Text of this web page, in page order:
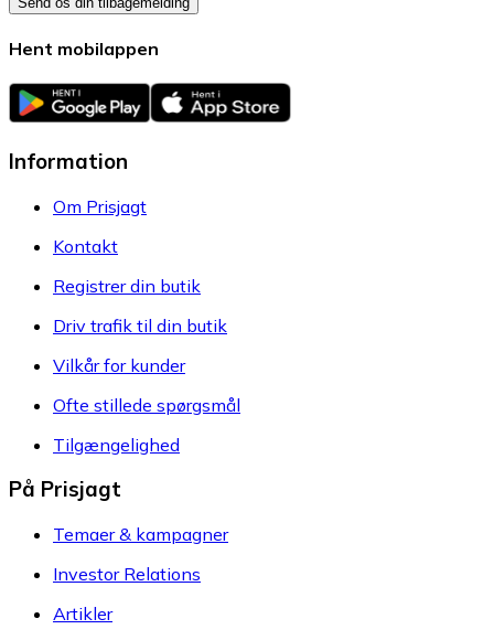
Hent mobilappen
Information
Om Prisjagt
Kontakt
Registrer din butik
Driv trafik til din butik
Vilkår for kunder
Ofte stillede spørgsmål
Tilgængelighed
På Prisjagt
Temaer & kampagner
Investor Relations
Artikler